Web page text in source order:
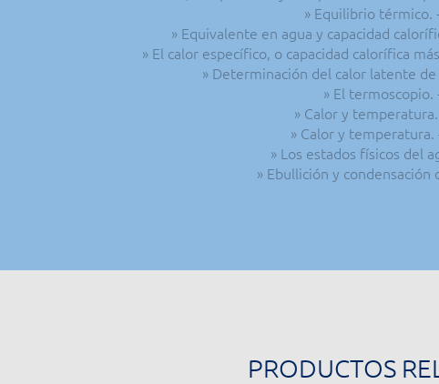
» Equilibrio térmico.
» Equivalente en agua y capacidad
» El calor específico, o capacidad calorífica
» Determinación del calor latente
» El termoscopio.
» Calor y
» Calor y
» Los estados físicos del
» Ebullición y condensación
PRODUCTOS